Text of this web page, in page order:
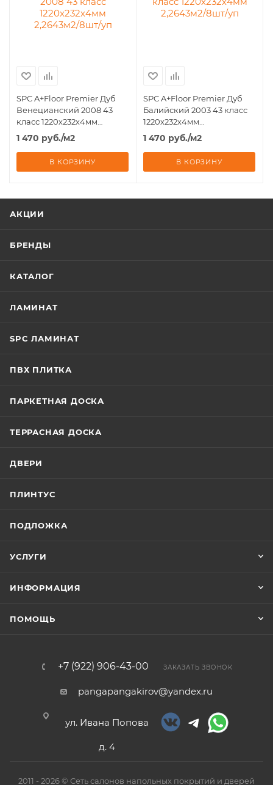
SPC A+Floor Premier Дуб
Венецианский 2008 43
класс 1220х232х4мм
2,2643м2/8шт/уп
1 470 руб./м2
В КОРЗИНУ
SPC A+Floor Premier Дуб
Балийский 2003 43 класс
1220х232х4мм
2,2643м2/8шт/уп
1 470 руб./м2
В КОРЗИНУ
АКЦИИ
БРЕНДЫ
КАТАЛОГ
ЛАМИНАТ
SPC ЛАМИНАТ
ПВХ ПЛИТКА
ПАРКЕТНАЯ ДОСКА
ТЕРРАСНАЯ ДОСКА
ДВЕРИ
ПЛИНТУС
ПОДЛОЖКА
УСЛУГИ
ИНФОРМАЦИЯ
ПОМОЩЬ
+7 (922) 906-43-00 ЗАКАЗАТЬ ЗВОНОК
pangapangakirov@yandex.ru
ул. Ивана Попова
д. 4
2011 - 2026 © Сеть салонов напольных покрытий и дверей